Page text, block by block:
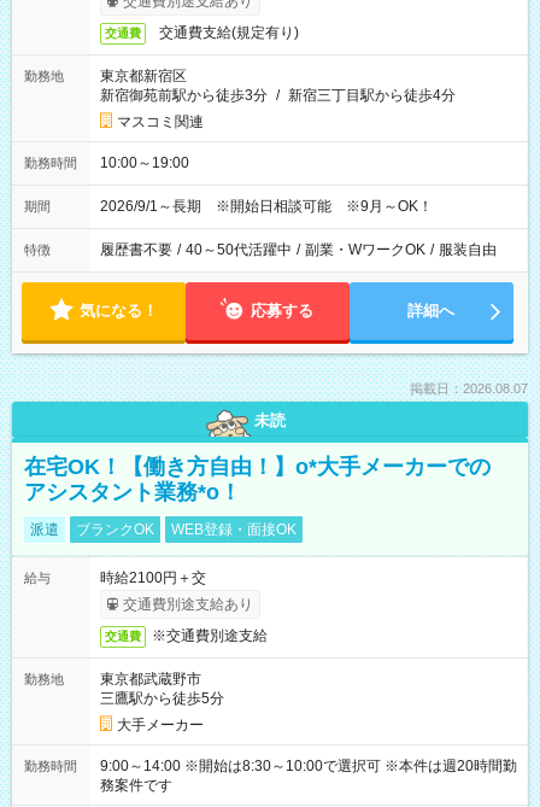
交通費 交通費支給(規定有り)
勤務地
東京都新宿区
新宿御苑前駅から徒歩3分 / 新宿三丁目駅から徒歩4分
マスコミ関連
勤務時間 10:00～19:00
期間 2026/9/1～長期 ※開始日相談可能 ※9月～OK！
特徴 履歴書不要 / 40～50代活躍中 / 副業・WワークOK / 服装自由
気になる！ 応募する 詳細へ
掲載日：2026.08.07
未読
在宅OK！【働き方自由！】o*大手メーカーでの
アシスタント業務*o！
派遣 ブランクOK WEB登録・面接OK
給与
時給2100円＋交
交通費別途支給あり
交通費 ※交通費別途支給
勤務地
東京都武蔵野市
三鷹駅から徒歩5分
大手メーカー
勤務時間
9:00～14:00 ※開始は8:30～10:00で選択可 ※本件は週20時間勤
務案件です